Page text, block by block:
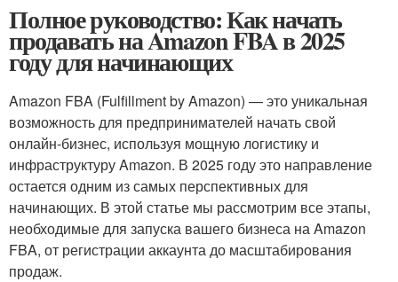
Полное руководство: Как начать
продавать на Amazon FBA в 2025
году для начинающих
Amazon FBA (Fulfillment by Amazon) — это уникальная
возможность для предпринимателей начать свой
онлайн-бизнес, используя мощную логистику и
инфраструктуру Amazon. В 2025 году это направление
остается одним из самых перспективных для
начинающих. В этой статье мы рассмотрим все этапы,
необходимые для запуска вашего бизнеса на Amazon
FBA, от регистрации аккаунта до масштабирования
продаж.